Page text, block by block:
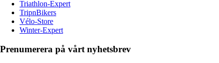
Triathlon-Expert
TripnBikers
Vélo-Store
Winter-Expert
Prenumerera på vårt nyhetsbrev